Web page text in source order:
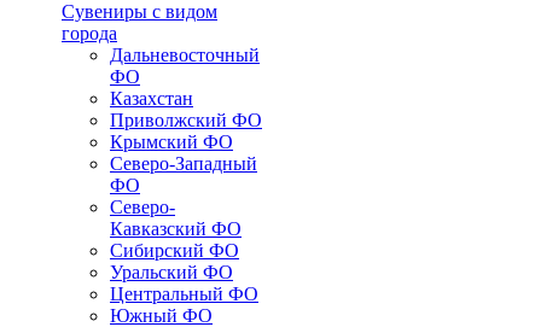
Сувениры с видом
города
Дальневосточный
ФО
Казахстан
Приволжский ФО
Крымский ФО
Северо-Западный
ФО
Северо-
Кавказский ФО
Сибирский ФО
Уральский ФО
Центральный ФО
Южный ФО